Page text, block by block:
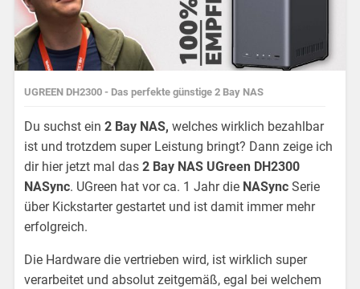
UGREEN DH2300 - Das perfekte günstige 2 Bay NAS
Du suchst ein2 Bay NAS, welches wirklich bezahlbar
ist und trotzdem super Leistung bringt? Dann zeige ich
dir hier jetzt mal das2 Bay NAS UGreen DH2300
NASync. UGreen hat vor ca. 1 Jahr die NASyncSerie
über Kickstarter gestartet und ist damit immer mehr
erfolgreich.
Die Hardware die vertrieben wird, ist wirklich super
verarbeitet und absolut zeitgemäß, egal bei welchem